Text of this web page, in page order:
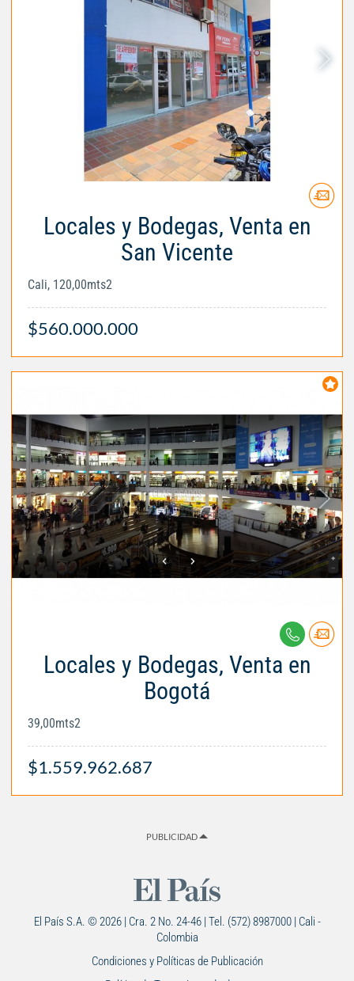
Locales y Bodegas, Venta en
San Vicente
Cali, 120,00mts2
$560.000.000
Locales y Bodegas, Venta en
Bogotá
39,00mts2
$1.559.962.687
PUBLICIDAD
El País S.A. © 2026 | Cra. 2 No. 24-46 | Tel. (572) 8987000 | Cali -
Colombia
Condiciones y Políticas de Publicación